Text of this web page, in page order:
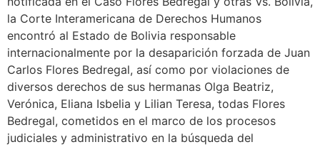
la Corte Interamericana de Derechos Humanos
encontró al Estado de Bolivia responsable
internacionalmente por la desaparición forzada de Juan
Carlos Flores Bedregal, así como por violaciones de
diversos derechos de sus hermanas Olga Beatriz,
Verónica, Eliana Isbelia y Lilian Teresa, todas Flores
Bedregal, cometidos en el marco de los procesos
judiciales y administrativo en la búsqueda del